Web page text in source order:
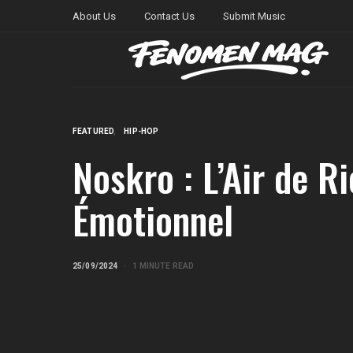
About Us Contact Us Submit Music
FEATURED HIP-HOP
Noskro : L’Air de
Émotionnel
25/09/2024 1 MINUTE READ